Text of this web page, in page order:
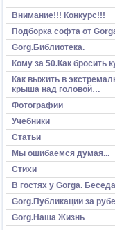
Внимание!!! Конкурс!!!
Подборка софта от
Gorg.Библиотека.
Кому за 50.Как бросить
Как выжить в
крыша над головой…
Фотографии
Учебники
Статьи
Мы ошибаемся думая...
Стихи
В гостях у Gorga.
Gorg.Публикации за
Gorg.Наша Жизнь